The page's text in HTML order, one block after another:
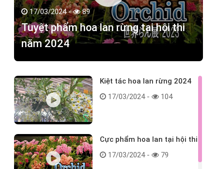
17/03/2024 - 89
Tuyệt phẩm hoa lan rừng tại hội thi
năm 2024
Kiệt tác hoa lan rừng 2024
17/03/2024 -
104
Cực phẩm hoa lan tại hội thi
17/03/2024 -
79